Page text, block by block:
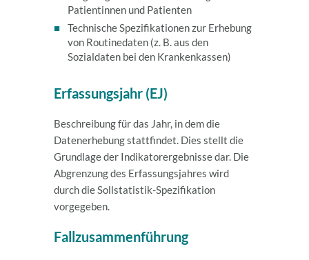
Patientinnen und Patienten
Technische Spezifikationen zur Erhebung
von Routinedaten (z. B. aus den
Sozialdaten bei den Krankenkassen)
Erfassungsjahr (EJ)
Beschreibung für das Jahr, in dem die
Datenerhebung stattfindet. Dies stellt die
Grundlage der Indikatorergebnisse dar. Die
Abgrenzung des Erfassungsjahres wird
durch die Sollstatistik-Spezifikation
vorgegeben.
Fallzusammenführung